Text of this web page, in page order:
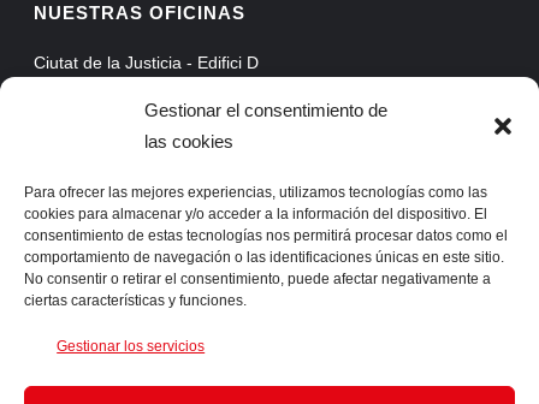
Gestionar el consentimiento de
las cookies
Para ofrecer las mejores experiencias, utilizamos tecnologías como las
cookies para almacenar y/o acceder a la información del dispositivo. El
consentimiento de estas tecnologías nos permitirá procesar datos como el
comportamiento de navegación o las identificaciones únicas en este sitio.
No consentir o retirar el consentimiento, puede afectar negativamente a
ciertas características y funciones.
Gestionar los servicios
NUESTRAS OFICINAS
Ciutat de la Justicia - Edifici D
Extranet
ProAssist
SSLVPN
CONTACTA CON NOSOTROS